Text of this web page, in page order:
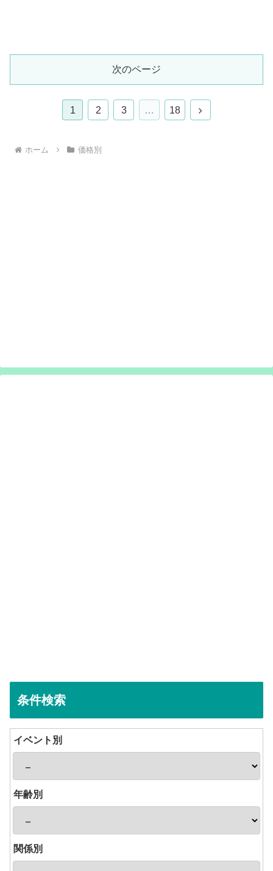
次のページ
1 2 3 … 18
次
ホーム 価格別
条件検索
イベント別
年齢別
関係別